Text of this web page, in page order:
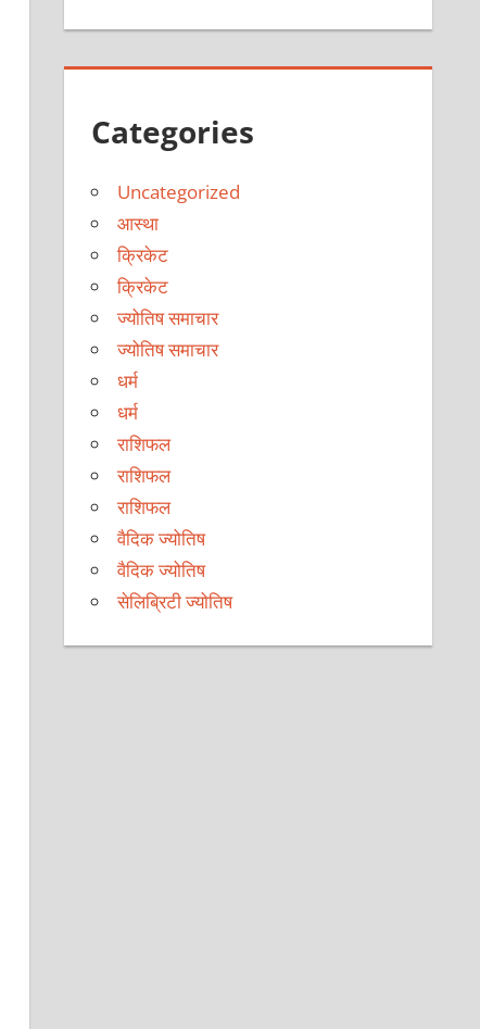
Categories
Uncategorized
आस्था
क्रिकेट
क्रिकेट
ज्योतिष समाचार
ज्योतिष समाचार
धर्म
धर्म
राशिफल
राशिफल
राशिफल
वैदिक ज्योतिष
वैदिक ज्योतिष
सेलिब्रिटी ज्योतिष